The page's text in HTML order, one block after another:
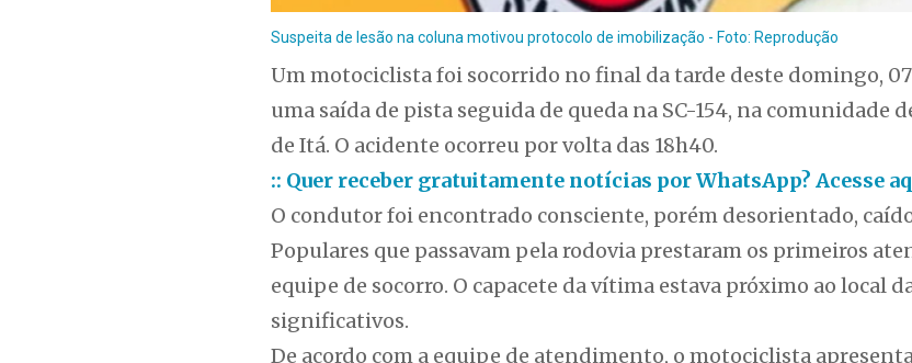
Suspeita de lesão na coluna motivou protocolo de imobilização - Foto: Reprodução
Um motociclista foi socorrido no final da tarde deste domingo,
uma saída de pista seguida de queda na SC-154, na comunidade
de Itá. O acidente ocorreu por volta das 18h40.
:: Quer receber gratuitamente notícias por WhatsApp? Acesse
O condutor foi encontrado consciente, porém desorientado,
Populares que passavam pela rodovia prestaram os primeiros
equipe de socorro. O capacete da vítima estava próximo ao local
significativos.
De acordo com a equipe de atendimento, o motociclista